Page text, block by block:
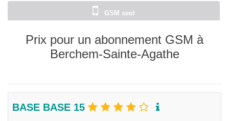
GSM seul
Prix pour un abonnement GSM à
Berchem-Sainte-Agathe
BASE BASE 15